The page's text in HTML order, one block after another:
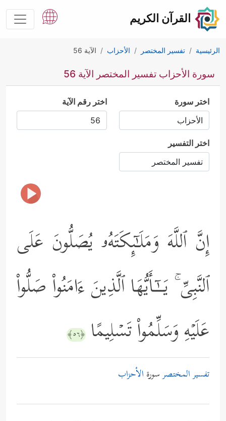
القرآن الكريم
الرئيسية تفسير المختصر الأحزاب الآية 56
سورة الأحزاب تفسير المختصر الآية 56
اختر سورة اختر رقم الآية
اختر التفسير
إِنَّ ٱللَّهَ وَمَلَـٰۤىِٕكَتَهُۥ یُصَلُّونَ عَلَى
ٱلنَّبِیِّ ۚ یَــٰۤـأَیُّهَا ٱلَّذِینَ ءَامَنُواْ صَلُّواْ
عَلَیۡهِ وَسَلِّمُواْ تَسۡلِیمًا ﴿٥٦﴾
تفسير المختصرسورة الأحزاب